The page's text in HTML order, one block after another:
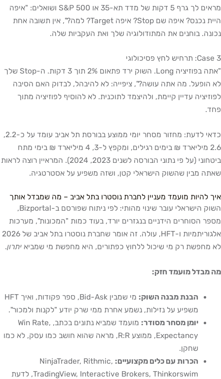
מראים לך גרף 5 דקות של מדד תא-35 או S&P 500 ושואלים: "איפה
היית נכנס? איפה שם Stop? איפה Target? למה?", אין תשובה אחת
נכונה. בוחנים את המתודולוגיה שלך ואת העקביות שלה.
Case 3: תרחיש לחץ פסיכולוגי
"אתה בפוזיציה Long. השוק ירד פתאום 2% תוך 3 דקות. ה-Stop שלך
לא הופעל. מה אתה עושה?", ציפייה: לא להיבהל, לבדוק האם הסיבה
לפוזיציה עדיין קיימת, ולהיצמד לתוכנית. לא להוסיף לפוזיציה מתוך
פחד.
כדאי לדעת: מחזור מסחר יומי ממוצע בבורסת תל אביב עומד על כ-2.2,
2.6 מיליארד ₪ בימים רגילים, ומקפץ ל-3, 4 מיליארד ₪ בימי מתח
ביטחוני (על פי נתוני הבורסה לשנים 2023, 2024). המראיין רוצה לראות
שאתה מבין שהשוק הישראלי קטן, ושזה משפיע על אסטרטגיה.
איך להיות מועמד מעניין לחברת נוסטרו בתל אביב – מה שמבדל אותך
השוק הישראלי עובר שינוי מהותי: לפי ניתוח שפורסם ב-Bizportal,
מספר הסוחרים הידניים בנגזרים יורד, בעוד כמות "המכונות", מערכות
אלגוריתמיות ו-HFT, עולה. זה אומר שחברת נוסטרו בתל אביב של 2026
לא מחפשת רק מי שיכול ללחוץ כפתורים, היא מחפשת מי שמביא יתרון.
מה מבדל מועמד חזק:
הבנת מבנה השוק:
מי שמבין Bid-Ask, ספר פקודות, ואיך HFT
משפיע על נזילות, נשמע אחרת ממי שרק יודע "לקנות ולמכור".
יומן מסחר מסודר:
מועמד שמביא נתונים בכתב, Win Rate,
Expectancy, ממוצע R:R, מראה שהוא חושב כמו עסק, לא כמו
שחקן.
הכרות עם כלים מקצועיים: NinjaTrader, Rithmic,
TradingView, Interactive Brokers, Thinkorswim, לדעת